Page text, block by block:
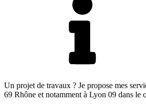
Un projet de travaux ? Je propose mes
69 Rhône et notamment à Lyon 09 dans le